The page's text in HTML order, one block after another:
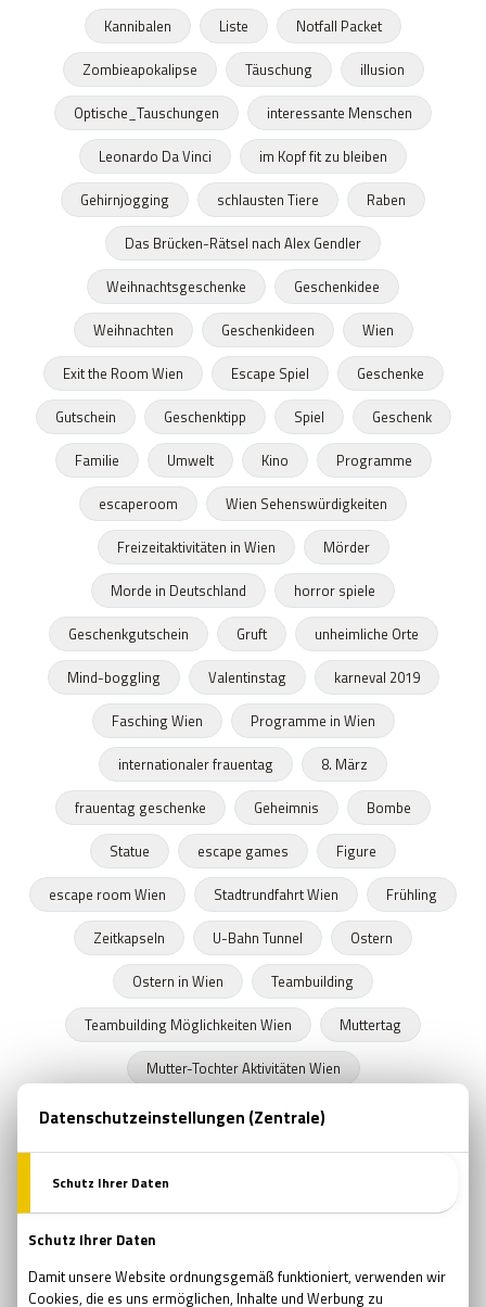
Kannibalen
Liste
Notfall Packet
Zombieapokalipse
Täuschung
illusion
Optische_Tauschungen
interessante Menschen
Leonardo Da Vinci
im Kopf fit zu bleiben
Gehirnjogging
schlausten Tiere
Raben
Das Brücken-Rätsel nach Alex Gendler
Weihnachtsgeschenke
Geschenkidee
Weihnachten
Geschenkideen
Wien
Exit the Room Wien
Escape Spiel
Geschenke
Gutschein
Geschenktipp Spiel
Geschenk
Familie
Umwelt Kino
Programme
escaperoom
Wien Sehenswürdigkeiten
Freizeitaktivitäten in Wien
Mörder
Morde in Deutschland
horror spiele
Geschenkgutschein
Gruft
unheimliche Orte
Mind-boggling
Valentinstag
karneval 2019
Fasching Wien
Programme in Wien
internationaler frauentag
8. März
frauentag geschenke
Geheimnis
Bombe
Statue
escape games
Figure
escape room Wien
Stadtrundfahrt Wien
Frühling
Zeitkapseln
U-Bahn Tunnel
Ostern
Ostern in Wien
Teambuilding
Teambuilding Möglichkeiten Wien
Muttertag
Mutter-Tochter Aktivitäten Wien
Geschenke zum Muttertag
Marvel
Buchläden in Wien
Prüfung
Prüfungszeit
Verjüngung
Regeneration
Erholung Pfingsten